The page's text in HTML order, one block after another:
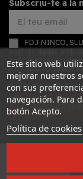
Subscriu-te a la
FDJ NINCO,
amb novetats
rectificar i suprimir
consultant la
dades a la nostra
Este sitio web
mejorar nuestros
con sus
navegación. Para
botón Acepto.
Política de cookies